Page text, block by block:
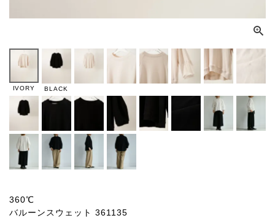
IVORY BLACK
360℃
バルーンスウェット 361135